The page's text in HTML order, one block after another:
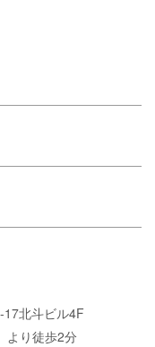
北斗ビル4F
より徒歩2分